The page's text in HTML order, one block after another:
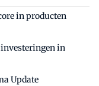
in producten
in
Update